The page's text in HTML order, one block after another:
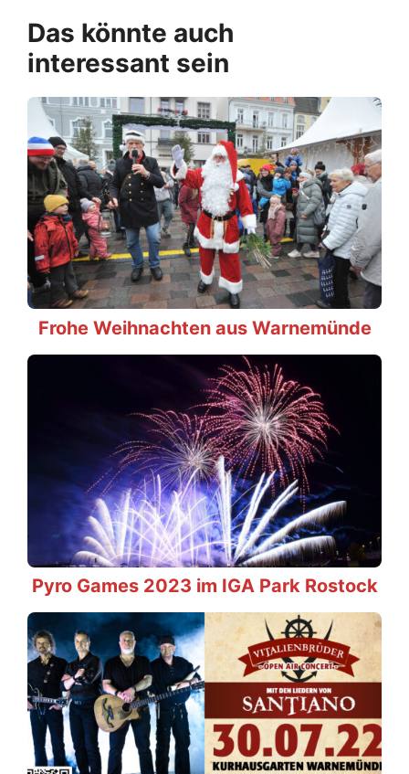
Das könnte auch
interessant sein
Frohe Weihnachten aus Warnemünde
Pyro Games 2023 im IGA Park Rostock